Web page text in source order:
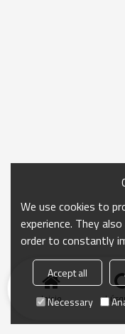
Inicio
We use cookies to
experience. They
order to constantly
Accept all
Necessary